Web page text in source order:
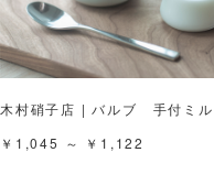
木村硝子店 | バルブ 手付ミ
￥1,045 ～ ￥1,122